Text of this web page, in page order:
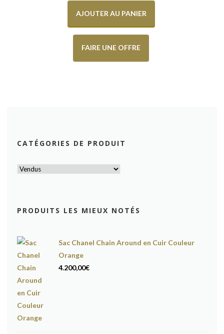
AJOUTER AU PANIER
FAIRE UNE OFFRE
CATÉGORIES DE PRODUIT
PRODUITS LES MIEUX NOTÉS
Sac Chanel Chain Around en Cuir Couleur
Orange
4.200,00€